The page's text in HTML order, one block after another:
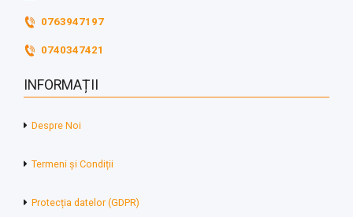
0763947197
0740347421
INFORMAȚII
Despre Noi
Termeni și Condiții
Protecția datelor (GDPR)